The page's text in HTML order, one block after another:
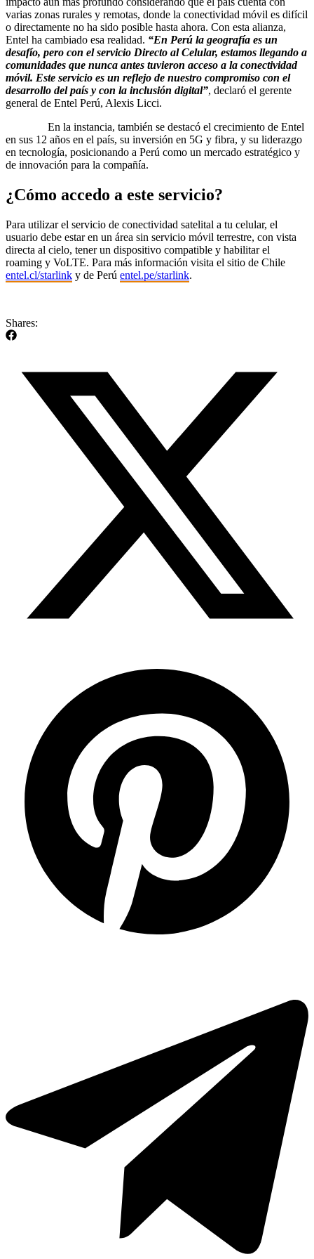
varias zonas rurales y remotas, donde la conectividad móvil es difícil
o directamente no ha sido posible hasta ahora. Con esta alianza,
Entel ha cambiado esa realidad. “En Perú la geografía es un
desafío, pero con el servicio Directo al Celular, estamos llegando a
comunidades que nunca antes tuvieron acceso a la conectividad
móvil. Este servicio es un reflejo de nuestro compromiso con el
desarrollo del país y con la inclusión digital”, declaró el gerente
general de Entel Perú, Alexis Licci.
En la instancia, también se destacó el crecimiento de Entel
en sus 12 años en el país, su inversión en 5G y fibra, y su liderazgo
en tecnología, posicionando a Perú como un mercado estratégico y
de innovación para la compañía.
¿Cómo accedo a este servicio?
Para utilizar el servicio de conectividad satelital a tu celular, el
usuario debe estar en un área sin servicio móvil terrestre, con vista
directa al cielo, tener un dispositivo compatible y habilitar el
roaming y VoLTE. Para más información visita el sitio de Chile
entel.cl/starlink y de Perú entel.pe/starlink.
Shares: